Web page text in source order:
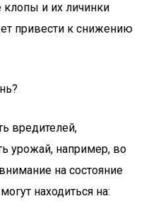
клопы и их личинки
привести к снижению
вредителей,
урожай, например, во
на состояние
находиться на: